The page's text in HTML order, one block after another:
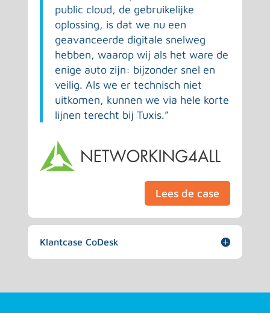
public cloud, de gebruikelijke
oplossing, is dat we nu een
geavanceerde digitale snelweg
hebben, waarop wij als het ware de
enige auto zijn: bijzonder snel en
veilig. Als we er technisch niet
uitkomen, kunnen we via hele korte
lijnen terecht bij Tuxis.”
Lees de case
Klantcase CoDesk